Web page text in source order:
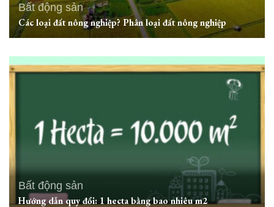
Bất động sản
Các loại đất nông nghiệp? Phân loại đất nông nghiệp
Bất động sản
Hướng dẫn quy đổi: 1 hecta bằng bao nhiêu m2